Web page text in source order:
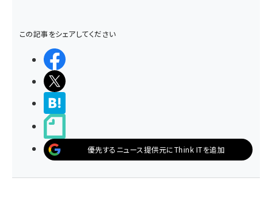
この記事をシェアしてください
優先するニュース提供元にThink ITを追加